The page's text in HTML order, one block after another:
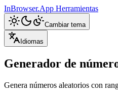
InBrowser.App Herramientas
Cambiar tema
Idiomas
Generador de
Genera números aleatorios con